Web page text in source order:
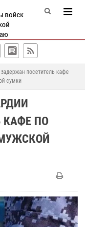
войск
посетитель кафе
сумки
КАФЕ ПО